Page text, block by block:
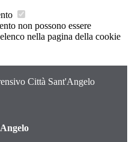
non possono essere
nella pagina della cookie
Città Sant'Angelo